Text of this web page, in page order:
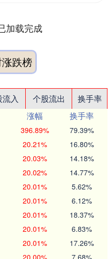
加载完成
跌榜
入 个股流出
换手率
涨幅
换手率
396.89% 79.39%
20.21% 16.80%
20.03% 14.18%
20.02% 14.77%
20.01% 5.62%
20.01% 6.12%
20.01% 18.37%
20.01% 6.83%
20.01% 17.26%
20.00% 7.68%